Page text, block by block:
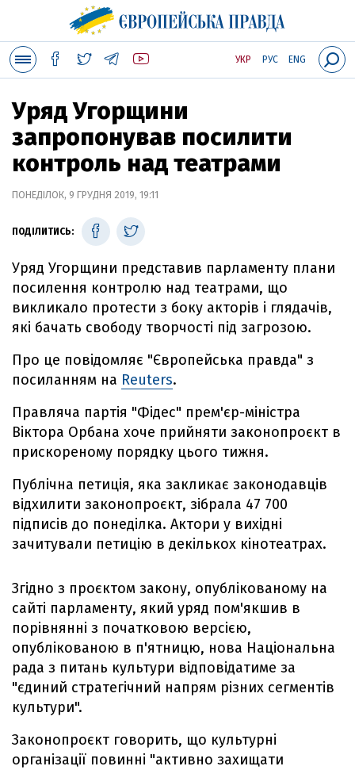
УКР РУС ENG
Уряд Угорщини
запропонував посилити
контроль над театрами
ПОНЕДІЛОК, 9 ГРУДНЯ 2019, 19:11
ПОДІЛИТИСЬ:
Уряд Угорщини представив парламенту плани
посилення контролю над театрами, що
викликало протести з боку акторів і глядачів,
які бачать свободу творчості під загрозою.
Про це повідомляє "Європейська правда" з
посиланням на Reuters.
Правляча партія "Фідес" прем'єр-міністра
Віктора Орбана хоче прийняти законопроєкт в
прискореному порядку цього тижня.
Публічна петиція, яка закликає законодавців
відхилити законопроєкт, зібрала 47 700
підписів до понеділка. Актори у вихідні
зачитували петицію в декількох кінотеатрах.
Згідно з проєктом закону, опублікованому на
сайті парламенту, який уряд пом'якшив в
порівнянні з початковою версією,
опублікованою в п'ятницю, нова Національна
рада з питань культури відповідатиме за
"єдиний стратегічний напрям різних сегментів
культури".
Законопроєкт говорить, що культурні
організації повинні "активно захищати